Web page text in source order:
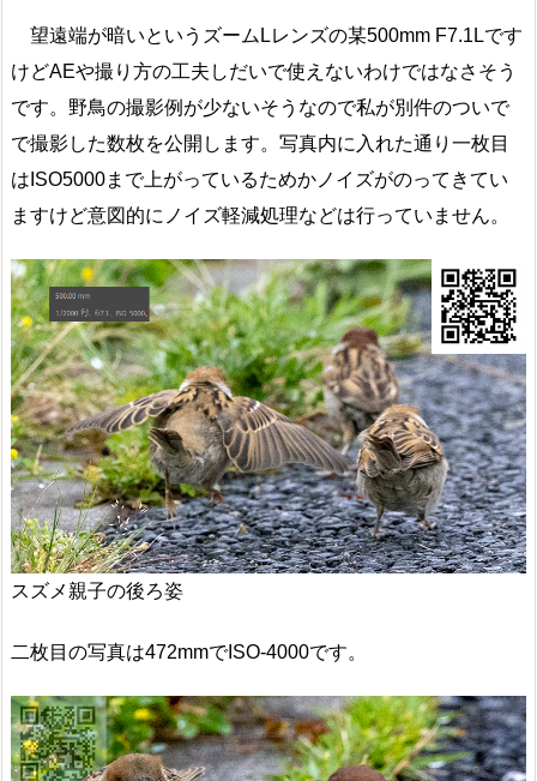
望遠端が暗いというズームLレンズの某500mm F7.1Lです
けどAEや撮り方の工夫しだいで使えないわけではなさそう
です。野鳥の撮影例が少ないそうなので私が別件のついで
で撮影した数枚を公開します。写真内に入れた通り一枚目
はISO5000まで上がっているためかノイズがのってきてい
ますけど意図的にノイズ軽減処理などは行っていません。
スズメ親子の後ろ姿
二枚目の写真は472mmでISO-4000です。